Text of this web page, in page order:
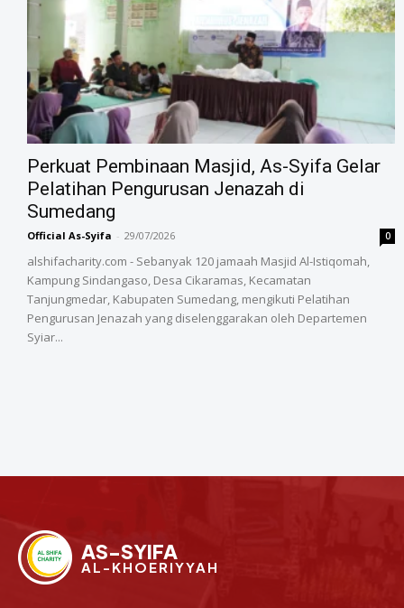
‎Perkuat Pembinaan Masjid, As-Syifa Gelar
Pelatihan Pengurusan Jenazah di
Sumedang
Official As-Syifa - 29/07/2026 0
alshifacharity.com - Sebanyak 120 jamaah Masjid Al-Istiqomah,
Kampung Sindangaso, Desa Cikaramas, Kecamatan
Tanjungmedar, Kabupaten Sumedang, mengikuti Pelatihan
Pengurusan Jenazah yang diselenggarakan oleh Departemen
Syiar...
AS-SYIFA
AL-KHOERIYYAH